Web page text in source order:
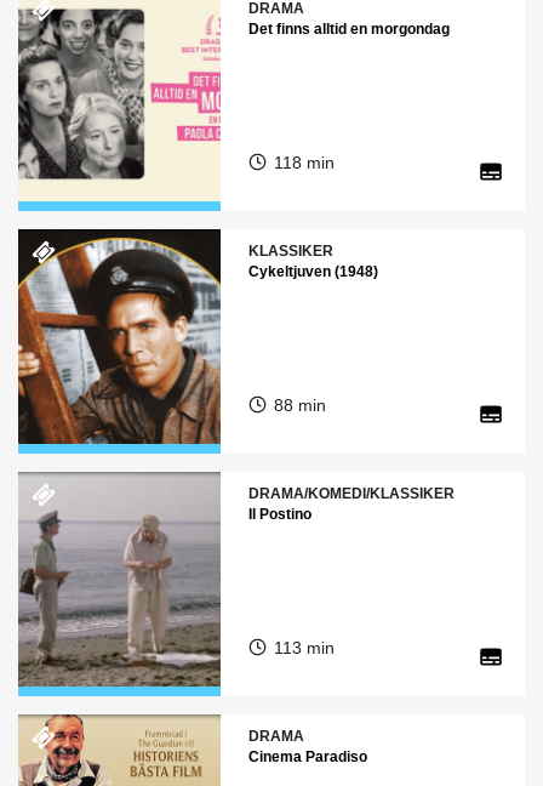
DRAMA
Det finns alltid en morgondag
118 min
KLASSIKER
Cykeltjuven (1948)
88 min
DRAMA/KOMEDI/KLASSIKER
Il Postino
113 min
DRAMA
Cinema Paradiso